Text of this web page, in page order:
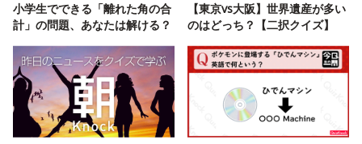
小学生でできる「離れた角の合
計」の問題、あなたは解ける？
【東京vs大阪】世界遺産が多い
のはどっち？【二択クイズ】